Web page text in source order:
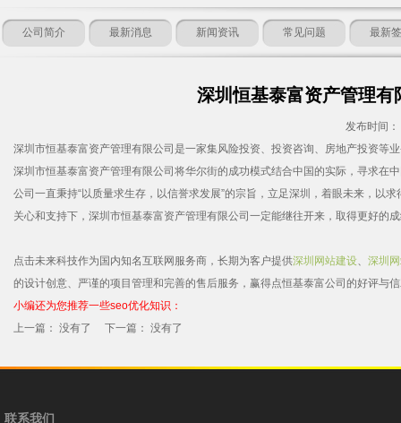
公司简介 最新消息 新闻资讯 常见问题 最新
深圳恒基泰富资产管理
发布时间
深圳市恒基泰富资产管理有限公司是一家集风险投资、投资咨询、房地产投资等
深圳市恒基泰富资产管理有限公司将华尔街的成功模式结合中国的实际，寻求在
公司一直秉持“以质量求生存，以信誉求发展”的宗旨，立足深圳，着眼未来，以
关心和支持下，深圳市恒基泰富资产管理有限公司一定能继往开来，取得更好的
点击未来科技作为国内知名互联网服务商，长期为客户提供深圳网站建设、 深圳
的设计创意、严谨的项目管理和完善的售后服务，赢得点恒基泰富公司的好评与
小编还为您推荐一些seo优化知识：
上一篇： 没有了 下一篇： 没有了
联系我们